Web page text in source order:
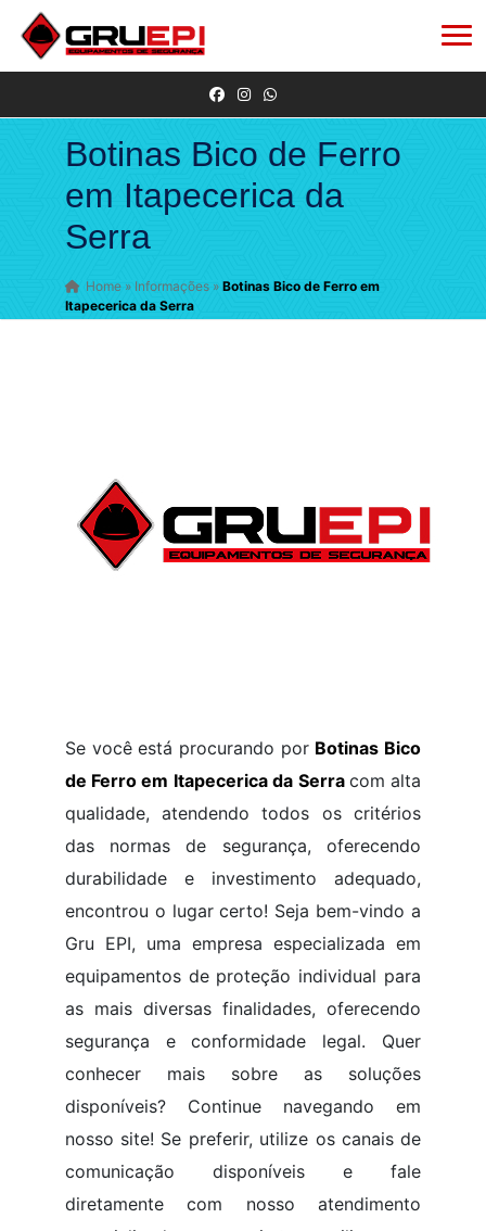
Botinas Bico de Ferro
em Itapecerica da
Serra
Home» Informações » Botinas Bico de Ferro em
Itapecerica da Serra
Se você está procurando por Botinas Bico
de Ferro em Itapecerica da Serra com alta
qualidade, atendendo todos os critérios
das normas de segurança, oferecendo
durabilidade e investimento adequado,
encontrou o lugar certo! Seja bem-vindo a
Gru EPI, uma empresa especializada em
equipamentos de proteção individual para
as mais diversas finalidades, oferecendo
segurança e conformidade legal. Quer
conhecer mais sobre as soluções
disponíveis? Continue navegando em
nosso site! Se preferir, utilize os canais de
comunicação disponíveis e fale
diretamente com nosso atendimento